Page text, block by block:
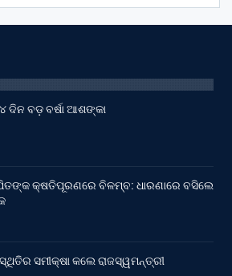
ଦିନ ବଡ଼ ବର୍ଷା ଆଶଙ୍କା
କ୍ଷତିପୂରଣରେ ବିଳମ୍ବ: ଧାରଣାରେ ବସିଲେ
ସମୀକ୍ଷା କଲେ ରାଜସ୍ୱମନ୍ତ୍ରୀ